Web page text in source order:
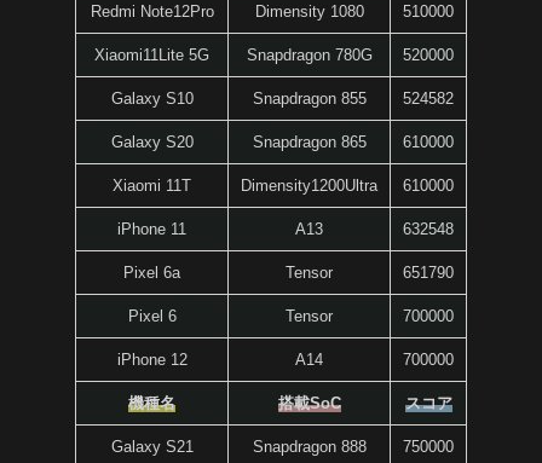
Redmi Note12Pro Dimensity 1080 510000
Xiaomi11Lite 5G Snapdragon 780G 520000
Galaxy S10 Snapdragon 855 524582
Galaxy S20 Snapdragon 865 610000
Xiaomi 11T Dimensity1200Ultra 610000
iPhone 11 A13 632548
Pixel 6a Tensor 651790
Pixel 6 Tensor 700000
iPhone 12 A14 700000
機種名 搭載SoC スコア
Galaxy S21 Snapdragon 888 750000